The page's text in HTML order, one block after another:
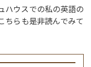
ハウスでの私の英語の
ちらも是非読んでみて